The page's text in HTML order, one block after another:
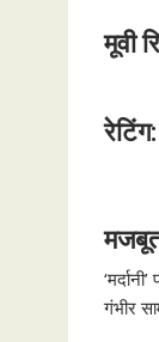
मूवी
गंभीर